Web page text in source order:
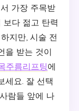
가장 주목받
보다 젊고 탄력
지만, 시술 전
을 받는 것이
주름리프팅에
세요. 잘 선택
람들 앞에 나